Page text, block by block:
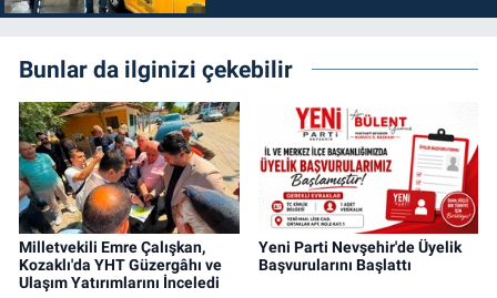
Bunlar da ilginizi çekebilir
Milletvekili Emre Çalışkan,
Kozaklı'da YHT Güzergâhı ve
Ulaşım Yatırımlarını İnceledi
Yeni Parti Nevşehir'de Üyelik
Başvurularını Başlattı